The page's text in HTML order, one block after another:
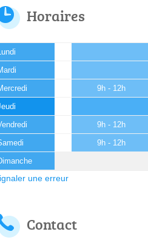
Horaires
Lundi
9h - 12h
9h - 12h
9h - 12h
une erreur
Contact